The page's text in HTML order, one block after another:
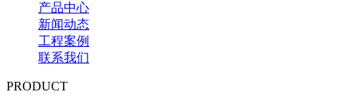
产品中心
新闻动态
工程案例
联系我们
PRODUCT